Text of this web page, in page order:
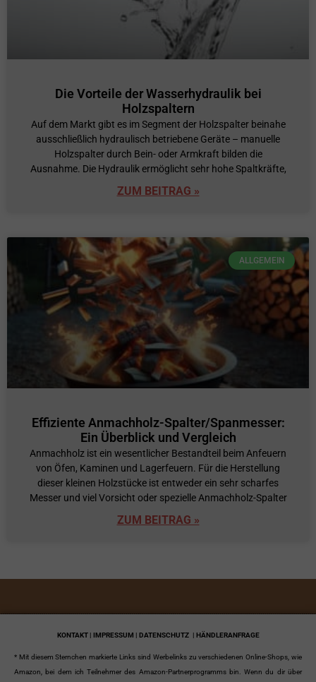
Die Vorteile der Wasserhydraulik bei
Holzspaltern
Auf dem Markt gibt es im Segment der Holzspalter beinahe
ausschließlich hydraulisch betriebene Geräte – manuelle
Holzspalter durch Bein- oder Armkraft bilden die
Ausnahme. Die Hydraulik ermöglicht sehr hohe Spaltkräfte,
ZUM BEITRAG »
ALLGEMEIN
Effiziente Anmachholz-Spalter/Spanmesser:
Ein Überblick und Vergleich
Anmachholz ist ein wesentlicher Bestandteil beim Anfeuern
von Öfen, Kaminen und Lagerfeuern. Für die Herstellung
dieser kleinen Holzstücke ist entweder ein sehr scharfes
Messer und viel Vorsicht oder spezielle Anmachholz-Spalter
ZUM BEITRAG »
KONTAKT | IMPRESSUM | DATENSCHUTZ | HÄNDLERANFRAGE
* Mit diesem Sternchen markierte Links sind Werbelinks zu verschiedenen Online-Shops, wie
Amazon, bei dem ich Teilnehmer des Amazon-Partnerprogramms bin. Wenn du dir über